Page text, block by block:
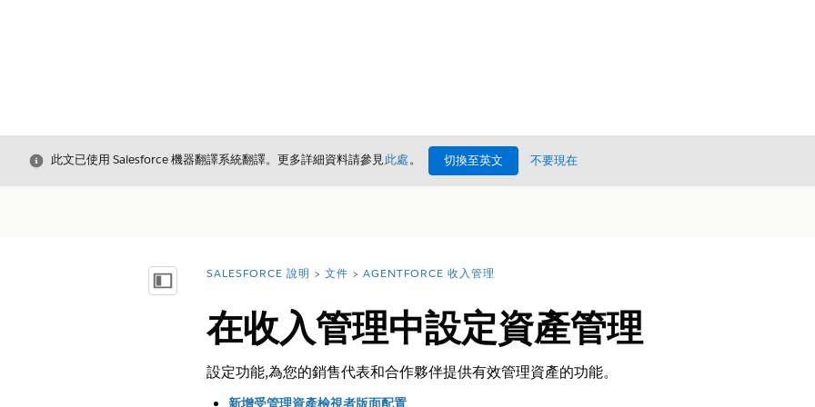
結束
此文已使用 Salesforce 機器翻譯系統翻譯。更多詳細資料請參見此處。 切換至英文 不要現在
顯示目錄 您位於此處：
SALESFORCE 說明 文件 AGENTFORCE 收入管理
在收入管理中設定資產管理
設定功能,為您的銷售代表和合作夥伴提供有效管理資產的功能。
新增受管理資產檢視者版面配置